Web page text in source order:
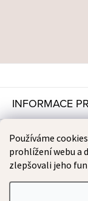
Používáme
prohlížení webu a
zlepšovali jeho
Z
A
INFORMACE
INSTAGRAM
PŘIJÍMÁME